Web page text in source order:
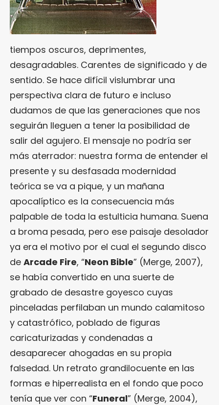
tiempos oscuros, deprimentes,
desagradables. Carentes de significado y de
sentido. Se hace difícil vislumbrar una
perspectiva clara de futuro e incluso
dudamos de que las generaciones que nos
seguirán lleguen a tener la posibilidad de
salir del agujero. El mensaje no podría ser
más aterrador: nuestra forma de entender el
presente y su desfasada modernidad
teórica se va a pique, y un mañana
apocalíptico es la consecuencia más
palpable de toda la estulticia humana. Suena
a broma pesada, pero ese paisaje desolador
ya era el motivo por el cual el segundo disco
de Arcade Fire, “Neon Bible” (Merge, 2007),
se había convertido en una suerte de
grabado de desastre goyesco cuyas
pinceladas perfilaban un mundo calamitoso
y catastrófico, poblado de figuras
caricaturizadas y condenadas a
desaparecer ahogadas en su propia
falsedad. Un retrato grandilocuente en las
formas e hiperrealista en el fondo que poco
tenía que ver con “Funeral” (Merge, 2004),